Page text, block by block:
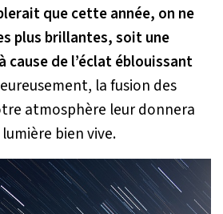
que cette année, on ne
plus brillantes, soit une
cause de l’éclat éblouissant
la fusion des
atmosphère leur donnera
bien vive.